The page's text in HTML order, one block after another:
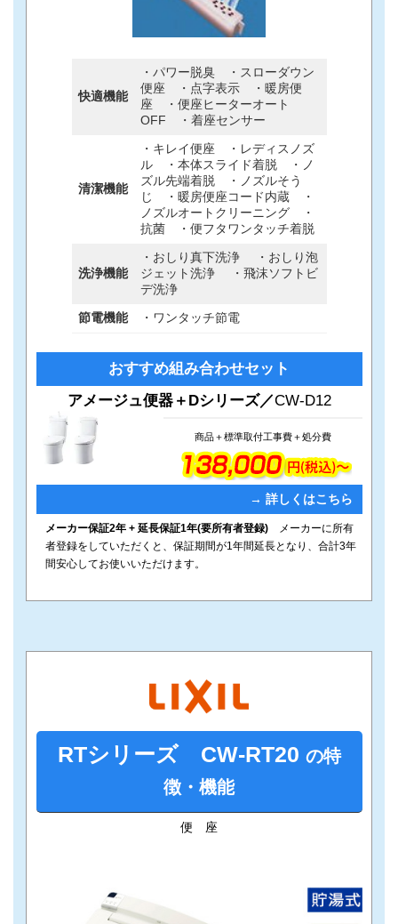
快適機能
・パワー脱臭 ・スローダウン
便座 ・点字表示 ・暖房便
座 ・便座ヒーターオート
OFF ・着座センサー
清潔機能
・キレイ便座 ・レディスノズ
ル ・本体スライド着脱 ・ノ
ズル先端着脱 ・ノズルそう
じ ・暖房便座コード内蔵 ・
ノズルオートクリーニング ・
抗菌 ・便フタワンタッチ着脱
洗浄機能
・おしり真下洗浄 ・おしり泡
ジェット洗浄 ・飛沫ソフトビ
デ洗浄
節電機能
・ワンタッチ節電
ム
おすすめ組み合わせセット
アメージュ便器＋Dシリーズ／CW-D12
商品＋標準取付工事費＋処分費
→ 詳しくはこちら
ー
メーカー保証2年 + 延長保証1年(要所有者登録) メーカーに所有
者登録をしていただくと、保証期間が1年間延長となり、合計3年
間安心してお使いいただけます。
RTシリーズ CW-RT20 の特
徴・機能
便 座